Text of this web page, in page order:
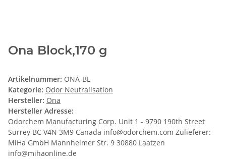
Ona Block,170 g
Artikelnummer: ONA-BL
Kategorie: Odor Neutralisation
Hersteller: Ona
Hersteller Adresse:
Odorchem Manufacturing Corp. Unit 1 - 9790 190th Street
Surrey BC V4N 3M9 Canada info@odorchem.com Zulieferer:
MiHa GmbH Mannheimer Str. 9 30880 Laatzen
info@mihaonline.de